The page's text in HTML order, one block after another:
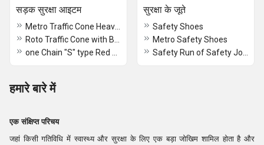
सड़क सुरक्षा आइटम सुरक्षा के जूते
Safety Shoes
Metro Safety Shoes
हमारे बारे में
एक संक्षिप्त परिचय
जहां किसी गतिविधि में स्वास्थ्य और सुरक्षा के लिए एक बड़ा जोखिम शामिल होता है और